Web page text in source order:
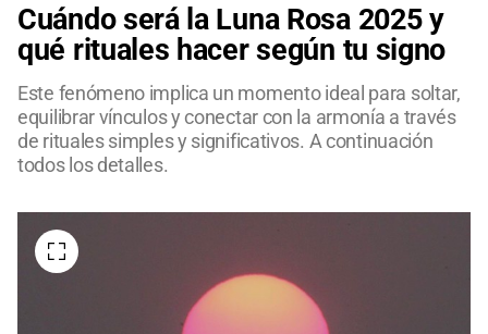
Cuándo será la Luna Rosa 2025 y
qué rituales hacer según tu signo
Este fenómeno implica un momento ideal para soltar,
equilibrar vínculos y conectar con la armonía a través
de rituales simples y significativos. A continuación
todos los detalles.